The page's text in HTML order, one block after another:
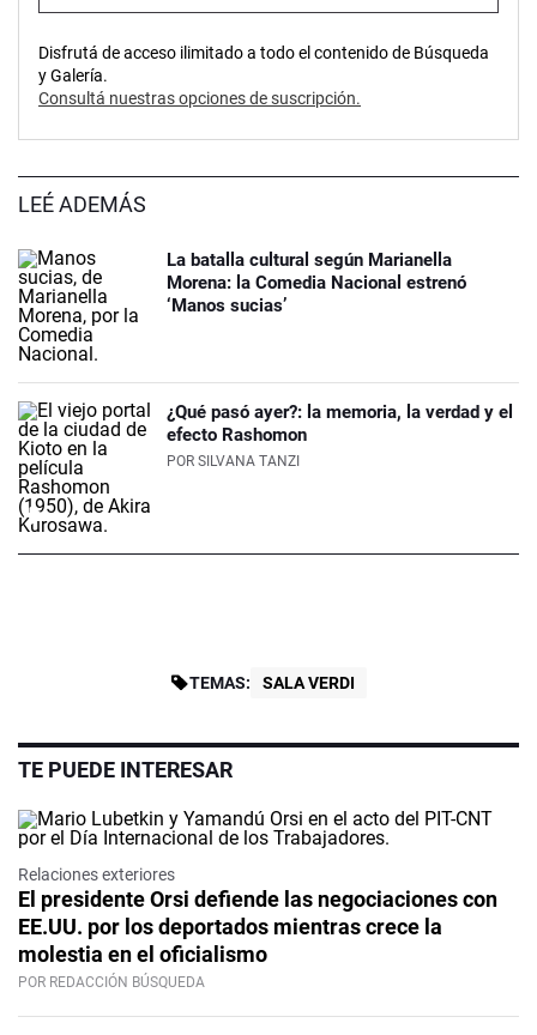
Disfrutá de acceso ilimitado a todo el contenido de Búsqueda
y Galería.
Consultá nuestras opciones de suscripción.
LEÉ ADEMÁS
La batalla cultural según Marianella
Morena: la Comedia Nacional estrenó
‘Manos sucias’
¿Qué pasó ayer?: la memoria, la verdad y el
efecto Rashomon
POR SILVANA TANZI
TEMAS: SALA VERDI
TE PUEDE INTERESAR
Relaciones exteriores
El presidente Orsi defiende las negociaciones con
EE.UU. por los deportados mientras crece la
molestia en el oficialismo
POR REDACCIÓN BÚSQUEDA